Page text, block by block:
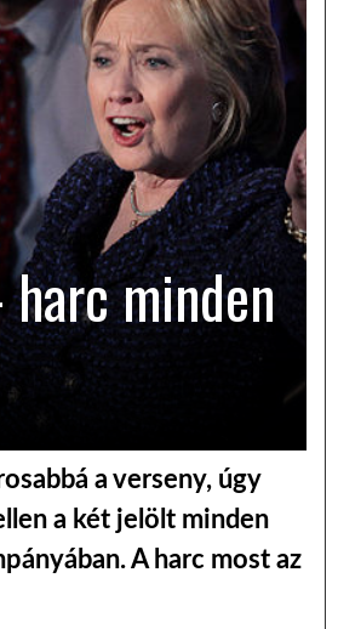
minden
a verseny, úgy
a két jelölt minden
A harc most az